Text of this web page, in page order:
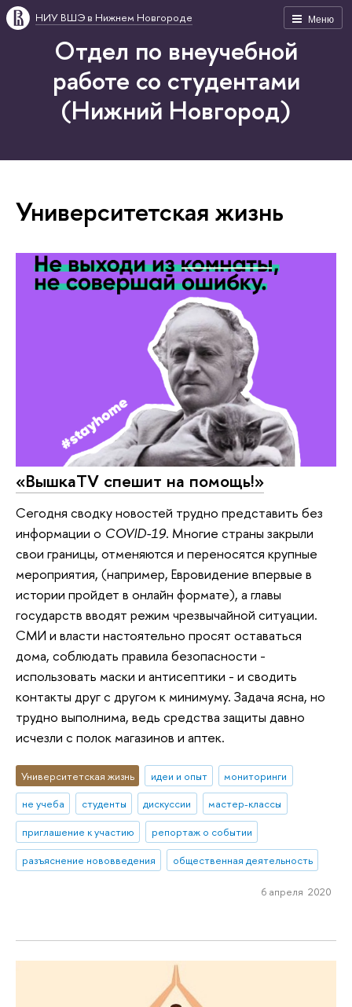
Меню
НИУ ВШЭ в Нижнем Новгороде
Отдел по внеучебной
работе со студентами
(Нижний Новгород)
Университетская жизнь
«ВышкаTV спешит на помощь!»
Сегодня сводку новостей трудно представить без
информации о COVID-19. Многие страны закрыли
свои границы, отменяются и переносятся крупные
мероприятия, (например, Евровидение впервые в
истории пройдет в онлайн формате), а главы
государств вводят режим чрезвычайной ситуации.
СМИ и власти настоятельно просят оставаться
дома, соблюдать правила безопасности -
использовать маски и антисептики - и сводить
контакты друг с другом к минимуму. Задача ясна, но
трудно выполнима, ведь средства защиты давно
исчезли с полок магазинов и аптек.
Университетская жизнь идеи и опыт
мониторинги
не учеба
студенты дискуссии
мастер-классы
приглашение к участию
репортаж о событии
разъяснение нововведения
общественная деятельность
6 апреля 2020